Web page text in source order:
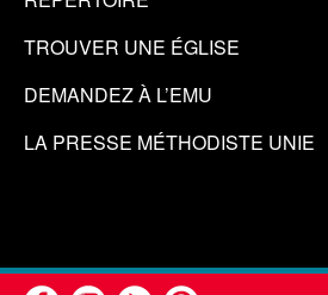
TROUVER UNE ÉGLISE
DEMANDEZ À L’EMU
LA PRESSE MÉTHODISTE UNIE